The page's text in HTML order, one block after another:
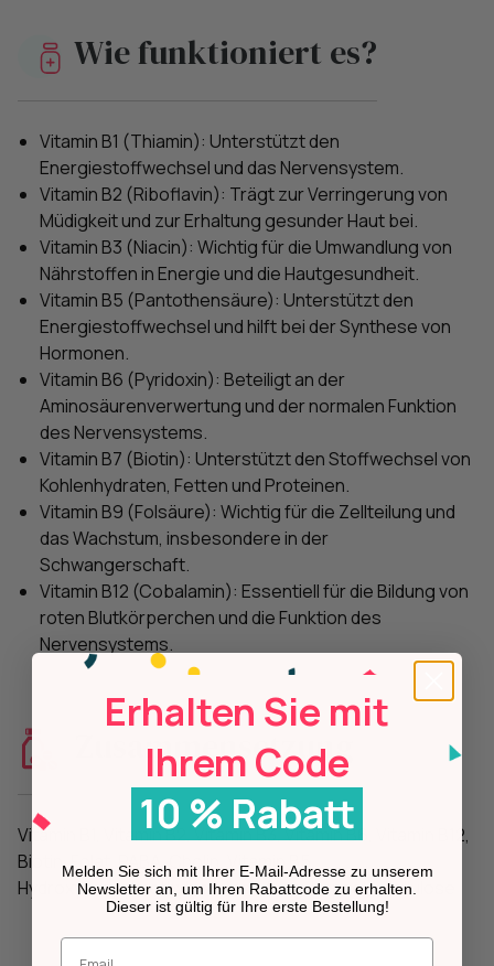
Wie funktioniert es?
Vitamin B1 (Thiamin): Unterstützt den
Energiestoffwechsel und das Nervensystem.
Vitamin B2 (Riboflavin): Trägt zur Verringerung von
Müdigkeit und zur Erhaltung gesunder Haut bei.
Vitamin B3 (Niacin): Wichtig für die Umwandlung von
Nährstoffen in Energie und die Hautgesundheit.
Vitamin B5 (Pantothensäure): Unterstützt den
Energiestoffwechsel und hilft bei der Synthese von
Hormonen.
Vitamin B6 (Pyridoxin): Beteiligt an der
Aminosäurenverwertung und der normalen Funktion
des Nervensystems.
Vitamin B7 (Biotin): Unterstützt den Stoffwechsel von
Kohlenhydraten, Fetten und Proteinen.
Vitamin B9 (Folsäure): Wichtig für die Zellteilung und
das Wachstum, insbesondere in der
Schwangerschaft.
Vitamin B12 (Cobalamin): Essentiell für die Bildung von
roten Blutkörperchen und die Funktion des
Nervensystems.
Zusammensetzung
Vitamin B1, Vitamin B2, Vitamin B3, Vitamin B6, Vitamin B12,
Biotin, Folat, PABA, Cholin, Vitamin B5,
Hydroxypropylmethylcellulose (veg. Kapsel), Zellulose
Erhalten Sie mit
Ihrem Code
10 % Rabatt
Melden Sie sich mit Ihrer E-Mail-Adresse zu unserem
Newsletter an, um Ihren Rabattcode zu erhalten.
Dieser ist gültig für Ihre erste Bestellung!
Geben Sie Ihre E-Mail-Adresse ein.